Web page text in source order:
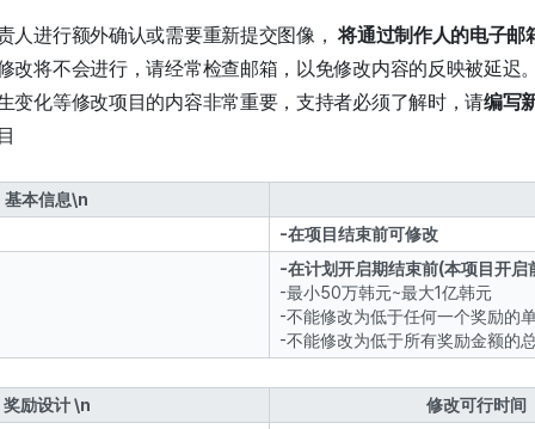
人进行额外确认或需要重新提交图像， 将通过制作人的电子邮
改将不会进行，请经常检查邮箱，以免修改内容的反映被延迟
变化等修改项目的内容非常重要，支持者必须了解时，请编写
基本信息\n
-在项目结束前可修改
-在计划开启期结束前(本项目开启
-最小50万韩元~最大1亿韩元
-不能修改为低于任何一个奖励的
-不能修改为低于所有奖励金额的
励设计 \n
修改可行时间